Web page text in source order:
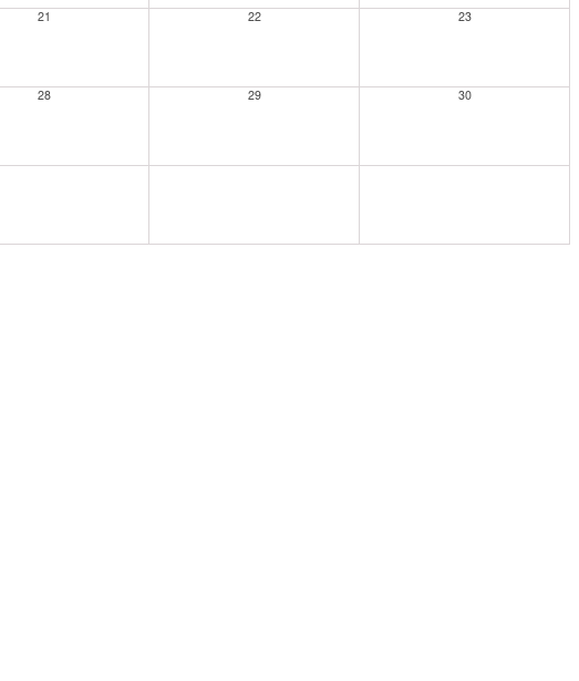
21 22 23
28 29 30